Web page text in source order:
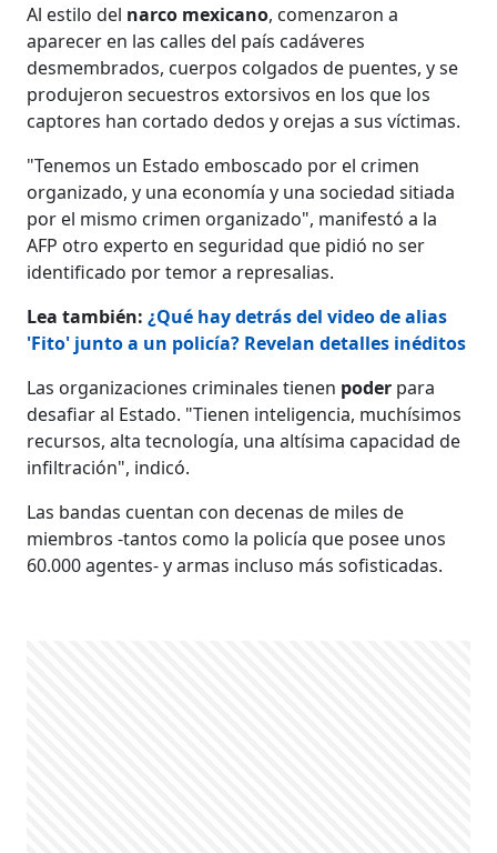
Al estilo del narco mexicano, comenzaron a
aparecer en las calles del país cadáveres
desmembrados, cuerpos colgados de puentes, y se
produjeron secuestros extorsivos en los que los
captores han cortado dedos y orejas a sus víctimas.
"Tenemos un Estado emboscado por el crimen
organizado, y una economía y una sociedad sitiada
por el mismo crimen organizado", manifestó a la
AFP otro experto en seguridad que pidió no ser
identificado por temor a represalias.
Lea también: ¿Qué hay detrás del video de alias
'Fito' junto a un policía? Revelan detalles inéditos
Las organizaciones criminales tienen poder para
desafiar al Estado. "Tienen inteligencia, muchísimos
recursos, alta tecnología, una altísima capacidad de
infiltración", indicó.
Las bandas cuentan con decenas de miles de
miembros -tantos como la policía que posee unos
60.000 agentes- y armas incluso más sofisticadas.